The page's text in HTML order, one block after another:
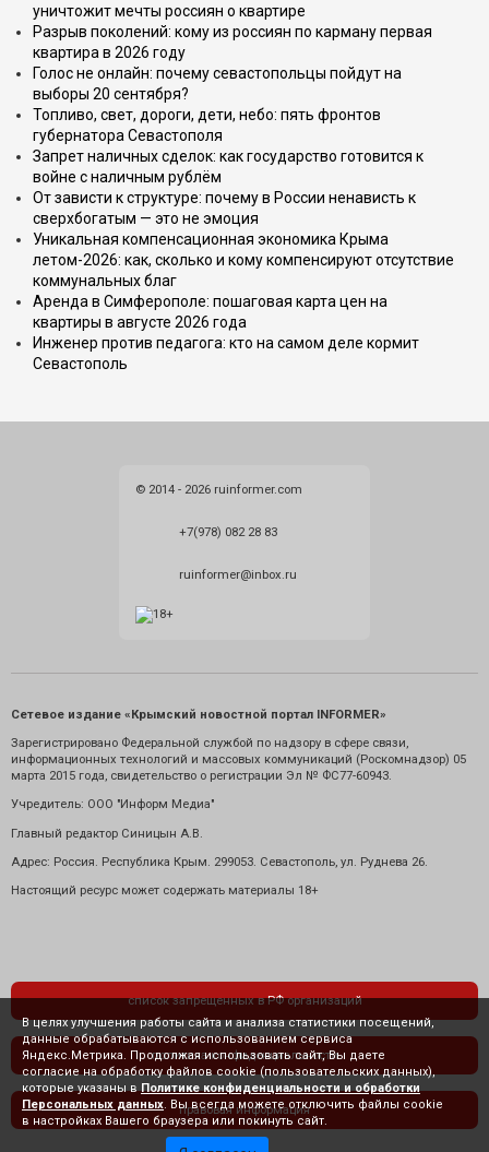
уничтожит мечты россиян о квартире
Разрыв поколений: кому из россиян по карману первая
квартира в 2026 году
Голос не онлайн: почему севастопольцы пойдут на
выборы 20 сентября?
Топливо, свет, дороги, дети, небо: пять фронтов
губернатора Севастополя
Запрет наличных сделок: как государство готовится к
войне с наличным рублём
От зависти к структуре: почему в России ненависть к
сверхбогатым — это не эмоция
Уникальная компенсационная экономика Крыма
летом-2026: как, сколько и кому компенсируют отсутствие
коммунальных благ
Аренда в Симферополе: пошаговая карта цен на
квартиры в августе 2026 года
Инженер против педагога: кто на самом деле кормит
Севастополь
© 2014 - 2026 ruinformer.com
+7(978) 082 28 83
ruinformer@inbox.ru
Сетевое издание «Крымский новостной портал INFORMER»
Зарегистрировано Федеральной службой по надзору в сфере связи,
информационных технологий и массовых коммуникаций (Роскомнадзор) 05
марта 2015 года, свидетельство о регистрации Эл № ФС77-60943.
Учредитель: ООО "Информ Медиа"
Главный редактор Синицын А.В.
Адрес: Россия. Республика Крым. 299053. Севастополь, ул. Руднева 26.
Настоящий ресурс может содержать материалы 18+
список запрещенных в РФ организаций
политика конфиденциальности
правовая информация
В целях улучшения работы сайта и анализа статистики посещений,
данные обрабатываются с использованием сервиса
Яндекс.Метрика. Продолжая использовать сайт, Вы даете
согласие на обработку файлов cookie (пользовательских данных),
которые указаны в Политике конфиденциальности и обработки
Персональных данных . Вы всегда можете отключить файлы cookie
в настройках Вашего браузера или покинуть сайт.